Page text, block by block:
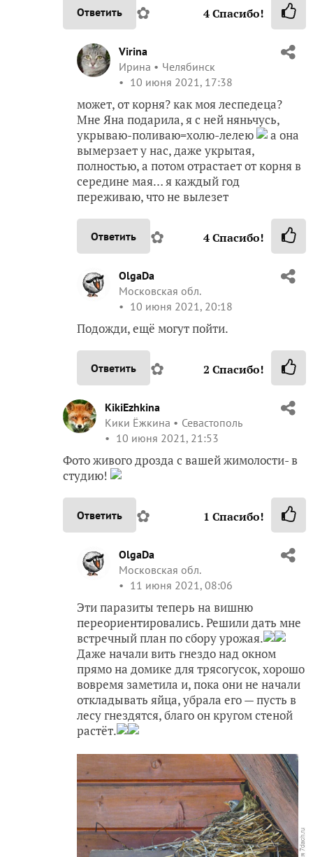
Ответить ✿ 4Спасибо!
Virina
Ирина
Челябинск
10 июня 2021, 17:38
может, от корня? как моя леспедеца?
Мне Яна подарила, я с ней няньчусь,
укрываю-поливаю=холю-лелею
а она
вымерзает у нас, даже укрытая,
полностью, а потом отрастает от корня в
середине мая… я каждый год
переживаю, что не вылезет
Ответить ✿ 4Спасибо!
OlgaDa
Московская обл.
10 июня 2021, 20:18
Подожди, ещё могут пойти.
Ответить ✿ 2 Спасибо!
KikiEzhkina
Кики Ёжкина
Севастополь
10 июня 2021, 21:53
Фото живого дрозда с вашей жимолости- в
студию!
Ответить ✿ 1 Спасибо!
OlgaDa
Московская обл.
11 июня 2021, 08:06
Эти паразиты теперь на вишню
переориентировались. Решили дать мне
встречный план по сбору урожая.
Даже начали вить гнездо над окном
прямо на домике для трясогусок, хорошо
вовремя заметила и, пока они не начали
откладывать яйца, убрала его — пусть в
лесу гнездятся, благо он кругом стеной
растёт.